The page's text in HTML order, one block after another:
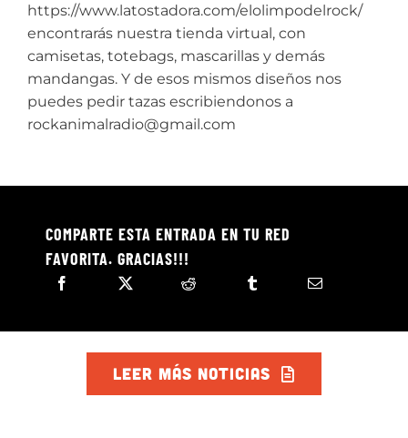
https://www.latostadora.com/elolimpodelrock/
encontrarás nuestra tienda virtual, con
camisetas, totebags, mascarillas y demás
mandangas. Y de esos mismos diseños nos
puedes pedir tazas escribiendonos a
rockanimalradio@gmail.com
COMPARTE ESTA ENTRADA EN TU RED
FAVORITA. GRACIAS!!!
LEER MÁS NOTICIAS